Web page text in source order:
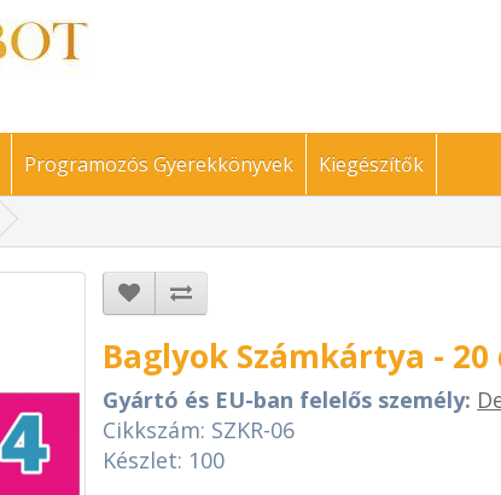
Programozós Gyerekkönyvek Kiegészítők
Baglyok Számkártya - 20
Gyártó és EU-ban felelős személy:
Cikkszám: SZKR-06
Készlet: 100